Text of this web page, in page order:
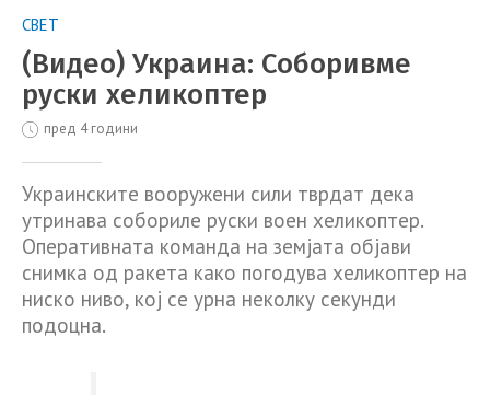
СВЕТ
(Видео) Украина: Соборивме
руски хеликоптер
пред 4 години
Украинските вооружени сили тврдат дека
утринава собориле руски воен хеликоптер.
Оперативната команда на земјата објави
снимка од ракета како погодува хеликоптер на
ниско ниво, кој се урна неколку секунди
подоцна.